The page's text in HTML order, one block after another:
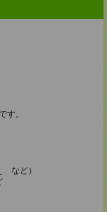
す。
など）